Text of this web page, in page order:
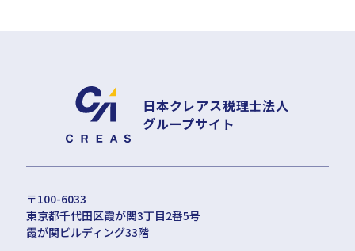
日本クレアス税理士法人
グループサイト
〒100-6033
東京都千代田区霞が関3丁目2番5号
霞が関ビルディング33階